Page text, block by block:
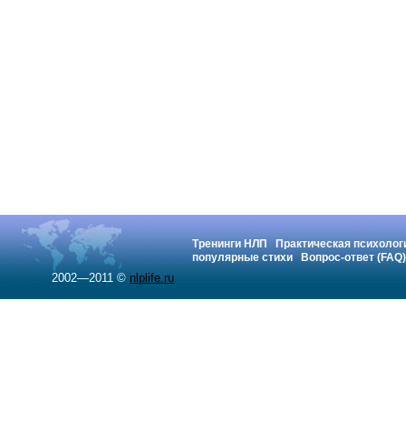
Тренинги НЛП
Практическая
популярные стихи
Вопрос-ответ (FAQ)
2002—2011 © nlplife.ru